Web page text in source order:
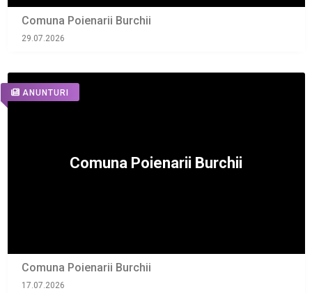
Comuna Poienarii Burchii
29.07.2026
ANUNTURI
Comuna Poienarii Burchii
17.07.2026